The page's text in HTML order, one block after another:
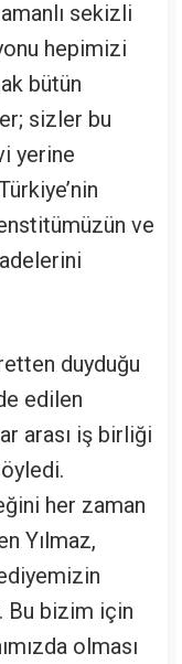
sekizli
hepimizi
bütün
sizler bu
yerine
ve
duyduğu
edilen
arası iş birliği
her zaman
Yılmaz,
Bu bizim için
olması